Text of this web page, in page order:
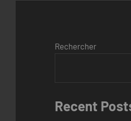
Rechercher
Recent